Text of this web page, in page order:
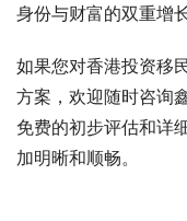
身份与财富的双重增长
如果您对香港投资移
方案，欢迎随时咨询
免费的初步评估和详
加明晰和顺畅。